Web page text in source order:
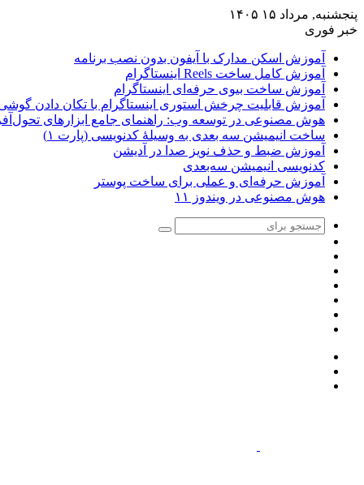
پنجشنبه, مرداد ۱۵ ۱۴۰۵
خبر فوری
آموزش اسکن مدارک با آیفون بدون نصب برنامه
آموزش کامل ساخت Reels اینستاگرام
آموزش ساخت بیوی حرفه‌ای اینستاگرام
آموزش قابلیت چرخش استوری اینستاگرام با تکان دادن
هوش مصنوعی در توسعه وب: راهنمای جامع ابزارهای
ساخت انیمیشن سه بعدی به وسیلۀ کدنویسی (پارت ۱)
آموزش ضبط و حذف نویز صدا در آدیشن
کدنویسی انیمیشن سه‌بعدی
آموزش حرفه‌ای و عملی برای ساخت پوستر
هوش مصنوعی در ویندوز ۱۱
جستجو